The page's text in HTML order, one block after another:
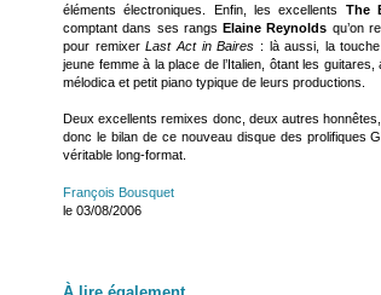
éléments électroniques. Enfin, les excellents The
comptant dans ses rangs Elaine Reynolds qu’on
pour remixerLast Act in Baires : là aussi, la
jeune femme à la place de l’Italien, ôtant les
mélodica et petit piano typique de leurs productions.
Deux excellents remixes donc, deux autres
donc le bilan de ce nouveau disque des prolifiques
véritable long-format.
François Bousquet
le 03/08/2006